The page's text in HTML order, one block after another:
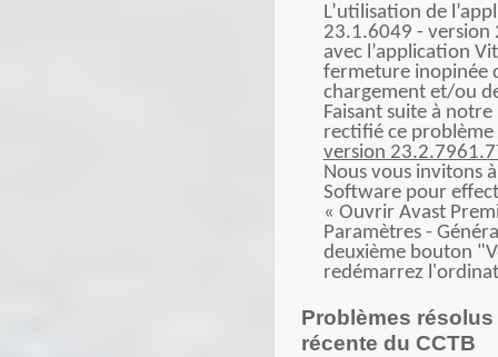
L’utilisation de
23.1.6049 -
avec l’application
fermeture inopinée
chargement et/ou
Faisant suite à
rectifié ce
version
Nous vous invitons
Software pour
« Ouvrir Avast
Paramètres -
deuxième bouton
redémarrez
Problèmes
récente du CCTB